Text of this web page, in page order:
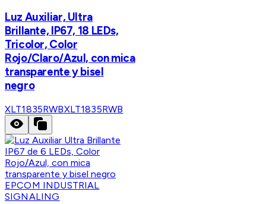
Luz Auxiliar, Ultra
Brillante, IP67, 18 LEDs,
Tricolor, Color
Rojo/Claro/Azul, con mica
transparente y bisel
negro
XLT1835RWBXLT1835RWB
EPCOM INDUSTRIAL
SIGNALING